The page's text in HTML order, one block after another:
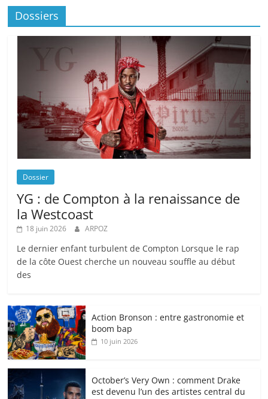
Dossiers
Dossier
YG : de Compton à la renaissance de
la Westcoast
18 juin 2026 ARPOZ
Le dernier enfant turbulent de Compton Lorsque le rap
de la côte Ouest cherche un nouveau souffle au début
des
Action Bronson : entre gastronomie et
boom bap
10 juin 2026
October’s Very Own : comment Drake
est devenu l’un des artistes central du